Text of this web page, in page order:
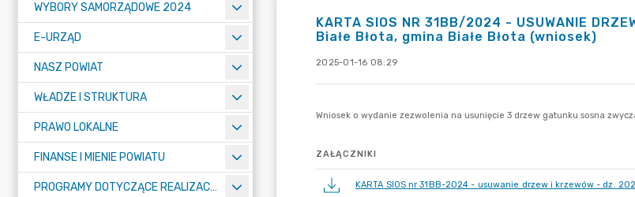
WYBORY SAMORZĄDOWE 2024
E-URZĄD
NASZ POWIAT
WŁADZE I STRUKTURA
PRAWO LOKALNE
FINANSE I MIENIE POWIATU
PROGRAMY DOTYCZĄCE REALIZACJI ZADAŃ PUBLICZNYCH
KARTA SIOS NR 31BB/2024 - USUWANIE
Białe Błota, gmina Białe Błota (wniosek)
2025-01-16 08:29
ZAŁĄCZNIKI
KARTA SIOS nr 31BB-2024 - usuwanie drzew i krzewów - dz.